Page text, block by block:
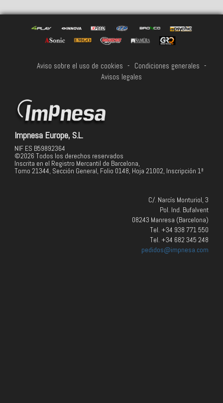
Aviso sobre el uso de cookies - Condiciones generales -
Avisos legales
Impnesa Europe, S.L.
NIF ES B59892364
©2026 Todos los derechos reservados
Inscrita en el Registro Mercantil de Barcelona,
Tomo 21344, Sección General, Folio 0148, Hoja 21002, Inscripción 1ª
C/. Narcís Monturiol, 3
Pol. Ind. Bufalvent
08243 Manresa (Barcelona)
Tel. +34 938 771 550
Tel. +34 682 345 248
pedidos@impnesa.com